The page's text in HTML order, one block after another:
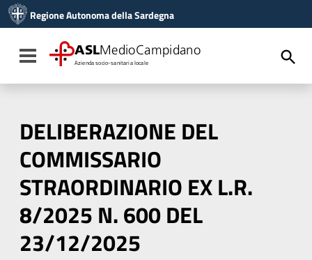
Vai al menu di navigazione
Vai al footer
Regione Autonoma della Sardegna
Toggle navigation
ASLMedioCampidano
Azienda socio-sanitaria locale
DELIBERAZIONE DEL
COMMISSARIO
STRAORDINARIO EX L.R.
8/2025 N. 600 DEL
23/12/2025